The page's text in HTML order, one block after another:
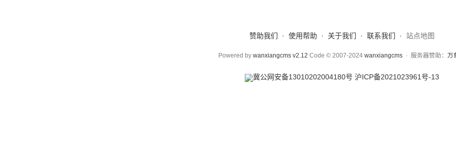
赞助我们 · 使用帮助 · 关于我们 · 联系我们 · 站点地图
Powered by wanxiangcms v2.12 Code © 2007-2024 wanxiangcms · 服务器赞助： 万
冀公网安备13010202004180号 沪ICP备2021023961号-13